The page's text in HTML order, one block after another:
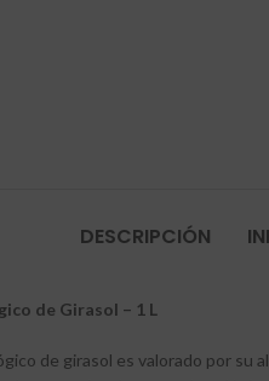
DESCRIPCIÓN
de Girasol – 1 L
de girasol es valorado por su